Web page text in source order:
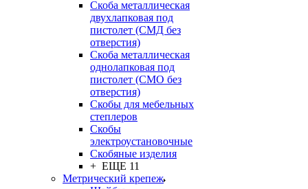
Скоба металлическая
двухлапковая под
пистолет (СМД без
отверстия)
Скоба металлическая
однолапковая под
пистолет (СМО без
отверстия)
Скобы для мебельных
степлеров
Скобы
электроустановочные
Скобяные изделия
+ ЕЩЕ 11
Метрический крепеж